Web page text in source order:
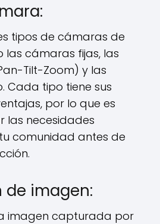
tipos de cámaras de
las cámaras fijas, las
Tilt-Zoom) y las
Cada tipo tiene sus
por lo que es
las necesidades
comunidad antes de
de imagen:
imagen capturada por